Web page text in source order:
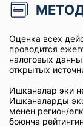
Оценка всех
проводится
налоговых
открытых
Ишканалар эки
Ишканаларды
менен регион/
боюнча